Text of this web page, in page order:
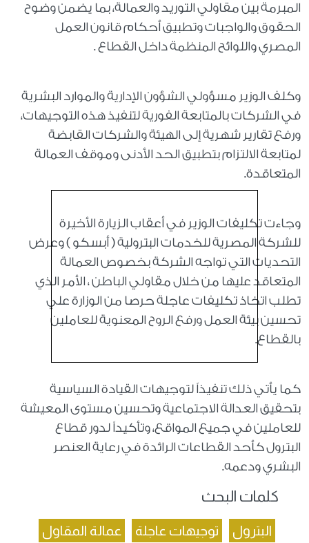
المبرمة بين مقاولي التوريد والعمالة، بما يضمن وضوح
الحقوق والواجبات وتطبيق أحكام قانون العمل
المصري واللوائح المنظمة داخل القطاع .
وكلف الوزير مسؤولي الشؤون الإدارية والموارد البشرية
في الشركات بالمتابعة الفورية لتنفيذ هذه التوجيهات،
ورفع تقارير شهرية إلى الهيئة والشركات القابضة
لمتابعة الالتزام بتطبيق الحد الأدنى وموقف العمالة
المتعاقدة.
وجاءت تكليفات الوزير في أعقاب الزيارة الأخيرة
للشركة المصرية للخدمات البترولية ( أبسكو ) وعرض
التحديات التي تواجه الشركة بخصوص العمالة
المتعاقد عليها من خلال مقاولي الباطن ، الأمر الذي
تطلب اتخاذ تكليفات عاجلة حرصا من الوزارة علي
تحسين بيئة العمل ورفع الروح المعنوية للعاملين
بالقطاع.
كما يأتي ذلك تنفيذاً لتوجيهات القيادة السياسية
بتحقيق العدالة الاجتماعية وتحسين مستوى المعيشة
للعاملين في جميع المواقع، وتأكيداً لدور قطاع
البترول كأحد القطاعات الرائدة في رعاية العنصر
البشري ودعمه.
كلمات البحث
البترول توجيهات عاجلة عمالة المقاول